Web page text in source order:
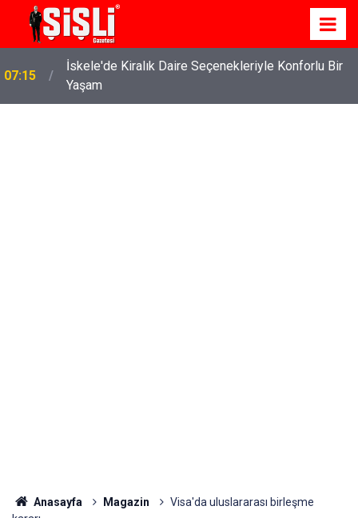
07:15
İskele'de Kiralık Daire Seçenekleriyle Konforlu Bir
Yaşam
Anasayfa Magazin
Visa'da uluslararası birleşme